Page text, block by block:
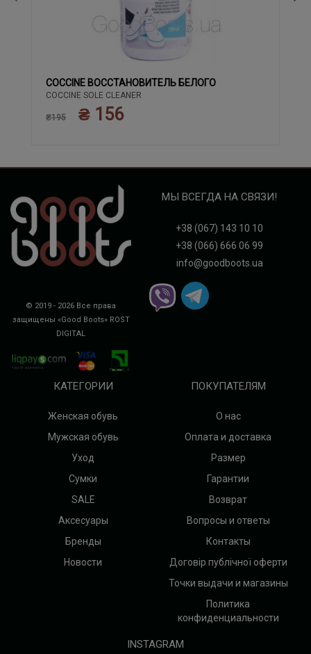
COCCINE ВОССТАНОВИТЕЛЬ БЕЛОГО
COCCINE SOLE CLEANER
₴195 ₴ 156
© 2019 - 2026 Все права
защищены «Good Boots» ROST
DIGITAL
МЫ ВСЕГДА НА СВЯЗИ!
+38 (067) 143 10 10
+38 (066) 666 06 99
info@goodboots.ua
КАТЕГОРИИ
Женская обувь
Мужская обувь
Уход
Сумки
SALE
Аксесуары
Бренды
Новости
ПОКУПАТЕЛЯМ
О нас
Оплата и доставка
Размер
Гарантии
Возврат
Вопросы и ответы
Контакты
Договір публічної оферти
Точки выдачи и магазины
Политика
конфиденциальности
INSTAGRAM